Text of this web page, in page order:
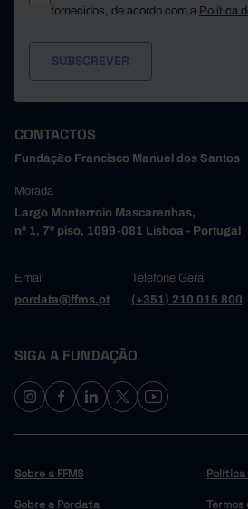
fornecidos, de acordo com a Política
CONTACTOS
Fundação Francisco Manuel dos Santos
Morada
Largo Monterroio Mascarenhas,
nº 1, 7º piso, 1099-081 Lisboa - Portugal
Email
pordata@ffms.pt
Telefone Geral
(+351) 210 015 800
SIGA A FUNDAÇÃO
Sobre a FFMS
Sobre a Pordata
Política